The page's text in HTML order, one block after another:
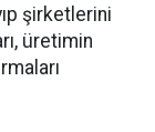
şirketlerini
üretimin